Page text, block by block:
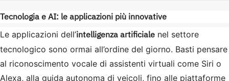
Tecnologia e AI: le applicazioni più innovative
Le applicazioni dell’intelligenza artificiale nel settore
tecnologico sono ormai all’ordine del giorno. Basti pensare
al riconoscimento vocale di assistenti virtuali come Siri o
Alexa, alla guida autonoma di veicoli, fino alle piattaforme